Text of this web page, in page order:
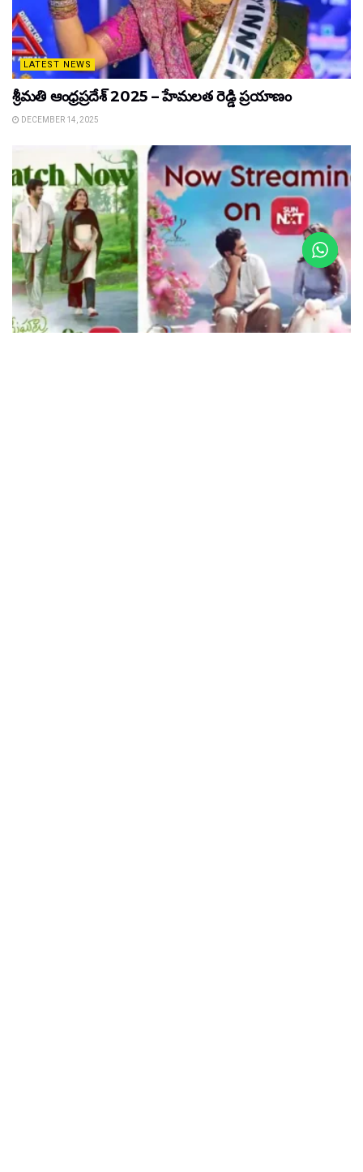
LATEST NEWS
శ్రీమతి ఆంధ్రప్రదేశ్ 2025 – హేమలత రెడ్డి ప్రయాణం
DECEMBER 14, 2025